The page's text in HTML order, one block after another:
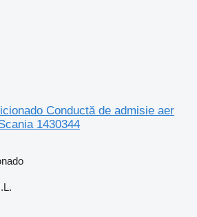
Conductă de admisie aer
1430344